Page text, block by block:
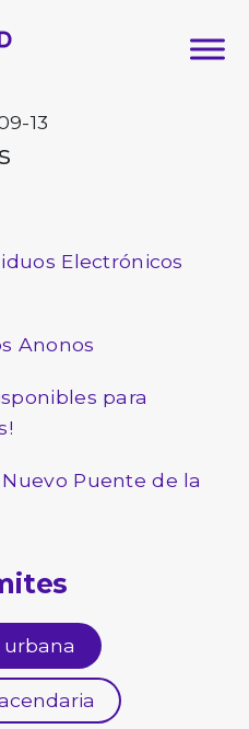
13
Electrónicos
Anonos
para
Puente de la
urbana